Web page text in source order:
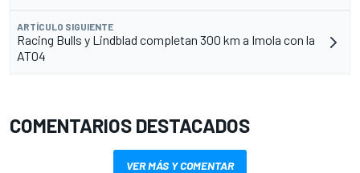
ARTÍCULO SIGUIENTE
Racing Bulls y Lindblad completan 300 km a Imola con la
AT04
COMENTARIOS DESTACADOS
VER MÁS Y COMENTAR